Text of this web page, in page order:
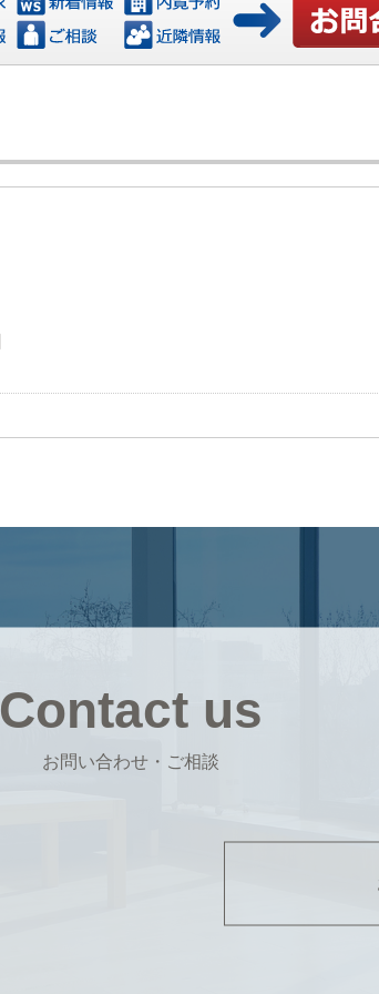
Contact us
お問い合わせ・ご相談